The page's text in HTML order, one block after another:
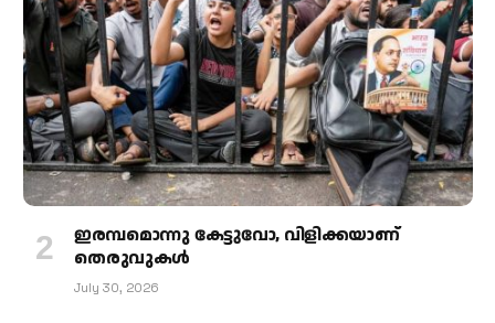
ഇരമ്പമൊന്നു കേട്ടുവോ, വിളിക്കയാണ്
തെരുവുകള്‍
July 30, 2026